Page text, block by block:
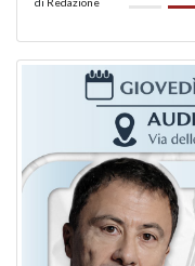
di Redazione